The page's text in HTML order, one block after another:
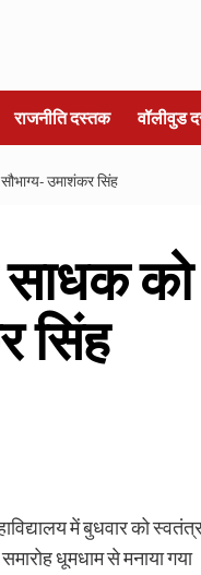
राजनीति दस्तक वॉलीवुड
उमाशंकर सिंह
सिंह
में बुधवार को
धूमधाम से मनाया